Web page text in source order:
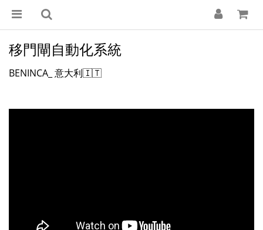
移門閘自動化系統
BENINCA_ 意大利🇮🇹